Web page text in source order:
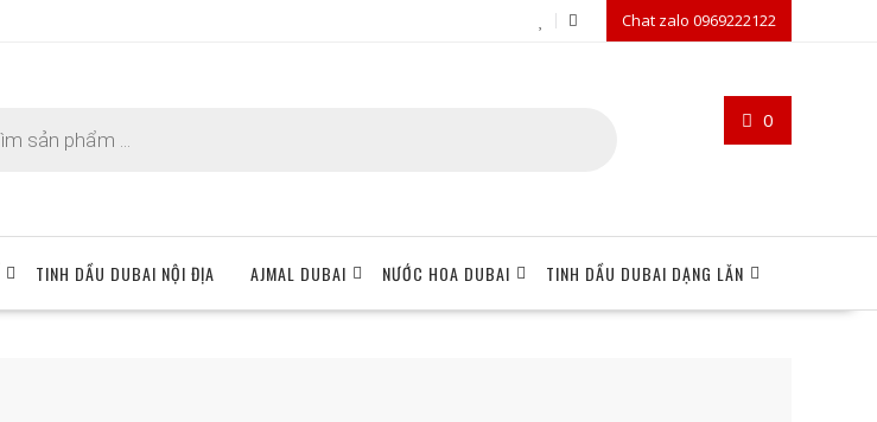
Chat zalo 0969222122
0
TINH DẦU DUBAI NỘI ĐỊA AJMAL DUBAI NƯỚC HOA DUBAI TINH DẦU DUBAI DẠNG LĂN